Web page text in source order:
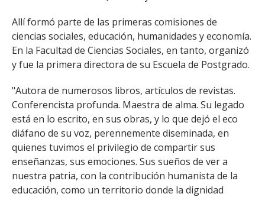
Allí formó parte de las primeras comisiones de
ciencias sociales, educación, humanidades y economía.
En la Facultad de Ciencias Sociales, en tanto, organizó
y fue la primera directora de su Escuela de Postgrado.
"Autora de numerosos libros, artículos de revistas.
Conferencista profunda. Maestra de alma. Su legado
está en lo escrito, en sus obras, y lo que dejó el eco
diáfano de su voz, perennemente diseminada, en
quienes tuvimos el privilegio de compartir sus
enseñanzas, sus emociones. Sus sueños de ver a
nuestra patria, con la contribución humanista de la
educación, como un territorio donde la dignidad